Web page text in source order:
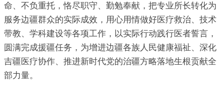
命、不负重托，恪尽职守、勤勉奉献，把专业所长转化为
服务边疆群众的实际成效，用心用情做好医疗救治、技术
带教、学科建设等各项工作，以实际行动践行医者誓言，
圆满完成援疆任务，为增进边疆各族人民健康福祉、深化
吉疆医疗协作、推进新时代党的治疆方略落地生根贡献全
部力量。